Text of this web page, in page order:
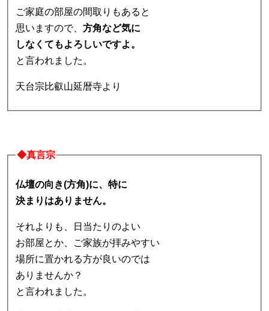
ご家庭の部屋の間取りもあると
思いますので、 方角など気に
しなくてもよろしいですよ。
と言われました。
天台宗比叡山延暦寺より
◆真言宗
仏壇の向き(方角)に、特に
決まりはありません。
それよりも、日当たりのよい
お部屋とか、ご家族が拝みやすい
場所に置かれる方が良いのでは
ありませんか？
と言われました。